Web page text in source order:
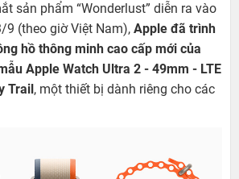
sản phẩm “Wonderlust” diễn ra vào
9 (theo giờ Việt Nam), Apple đã trình
hồ thông minh cao cấp mới của
Apple Watch Ultra 2 - 49mm - LTE
Trail, một thiết bị dành riêng cho các